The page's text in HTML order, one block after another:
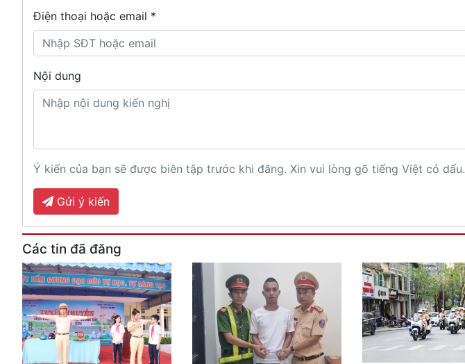
Điện thoại hoặc email *
Nội dung
Ý kiến của bạn sẽ được biên tập trước khi đăng. Xin vui lòng gõ tiếng Việt có dấu.
Gửi ý kiến
Các tin đã đăng